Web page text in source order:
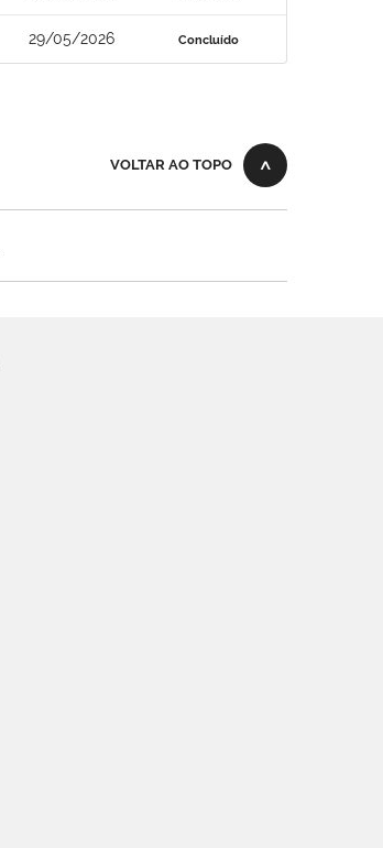
29/05/2026 Concluído
VOLTAR AO TOPO